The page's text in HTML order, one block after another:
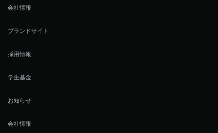
会社情報
ブランドサイト
採用情報
学生基金
お知らせ
会社情報